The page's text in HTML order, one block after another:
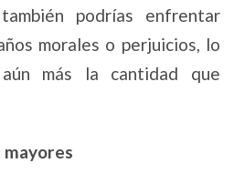
podrías enfrentar
morales o perjuicios, lo
más la cantidad que
mayores